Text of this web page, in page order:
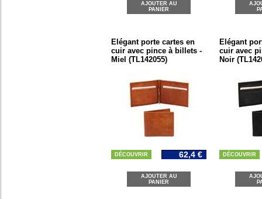
AJOUTER AU
PANIER
Elégant porte cartes en
cuir avec pince à billets -
Miel (TL142055)
DÉCOUVRIR 62,4 €
AJOUTER AU
PANIER
Elégant
cuir avec
Noir
DÉCOUVRIR